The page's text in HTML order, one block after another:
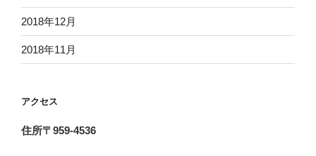
2018年12月
2018年11月
アクセス
住所〒959-4536